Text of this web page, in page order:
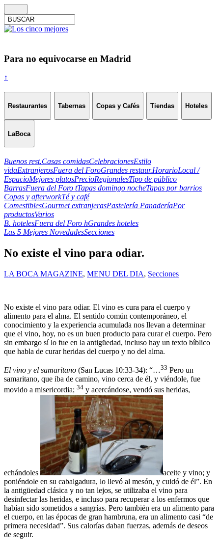
Para no equivocarse en Madrid
↑
Restaurantes Tabernas Copas y Cafés Tiendas Hoteles
LaBoca
Buenos rest.Casas comidasCelebracionesEstilo
vidaExtranjerosFuera del ForoGrandes restaur.HorarioLocal /
EspacioMejores platosPrecioRegionalesTipo de público
BarrasFuera del Foro tTapas domingo nocheTapas por barrios
Copas y afterworkTé y café
ComestiblesGourmet extranjerasPastelería PanaderíaPor
productosVarios
B. hotelesFuera del Foro hGrandes hoteles
Las 5 Mejores NovedadesSecciones
No existe el vino para odiar.
LA BOCA MAGAZINE, MENU DEL DIA, Secciones
No existe el vino para odiar. El vino es cura para el cuerpo y
alimento para el alma. El sentido común contemporáneo, el
conocimiento y la experiencia acumulada nos llevan a determinar
que el vino, hoy, no es un buen producto para curar el cuerpo. Pero
sin embargo sí lo fue en la antigüedad, incluso hay un texto bíblico
que habla de curar heridas del cuerpo y no del alma.
El vino y el samaritano (San Lucas 10:33-34): “…33 Pero un
samaritano, que iba de camino, vino cerca de él, y viéndole, fue
movido a misericordia; 34 y acercándose, vendó sus heridas,
echándoles
aceite y vino; y
poniéndole en su cabalgadura, lo llevó al mesón, y cuidó de él”. En
la antigüedad clásica y no tan lejos, se utilizaba el vino para
desinfectar las heridas, e incluso para recuperar a los enfermos que
habían sido sometidos a sangrías. Pero también era un alimento para
el cuerpo, en las épocas de gran hambruna, era un alimento casi “de
primera necesidad”. Sus calorías daban fuerzas, además de deseos
de seguir.